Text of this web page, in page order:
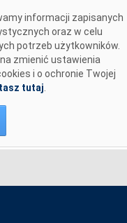
informacji zapisanych
oraz w celu
potrzeb użytkowników.
zmienić ustawienia
i o ochronie Twojej
tutaj